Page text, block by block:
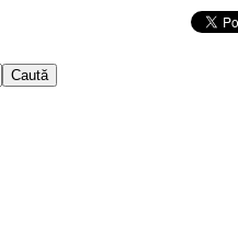
Caută